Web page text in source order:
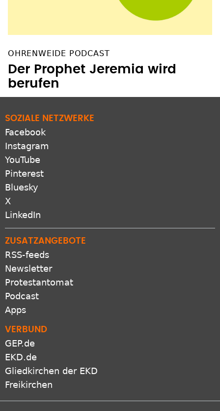
Der Prophet Jeremia wird
SOZIALE NETZWERKE
Facebook
Pinterest
Bluesky
X
LinkedIn
ZUSATZANGEBOTE
RSS-feeds
Newsletter
Protestantomat
Podcast
Apps
GEP.de
EKD.de
Gliedkirchen der EKD
Freikirchen
Netiquette